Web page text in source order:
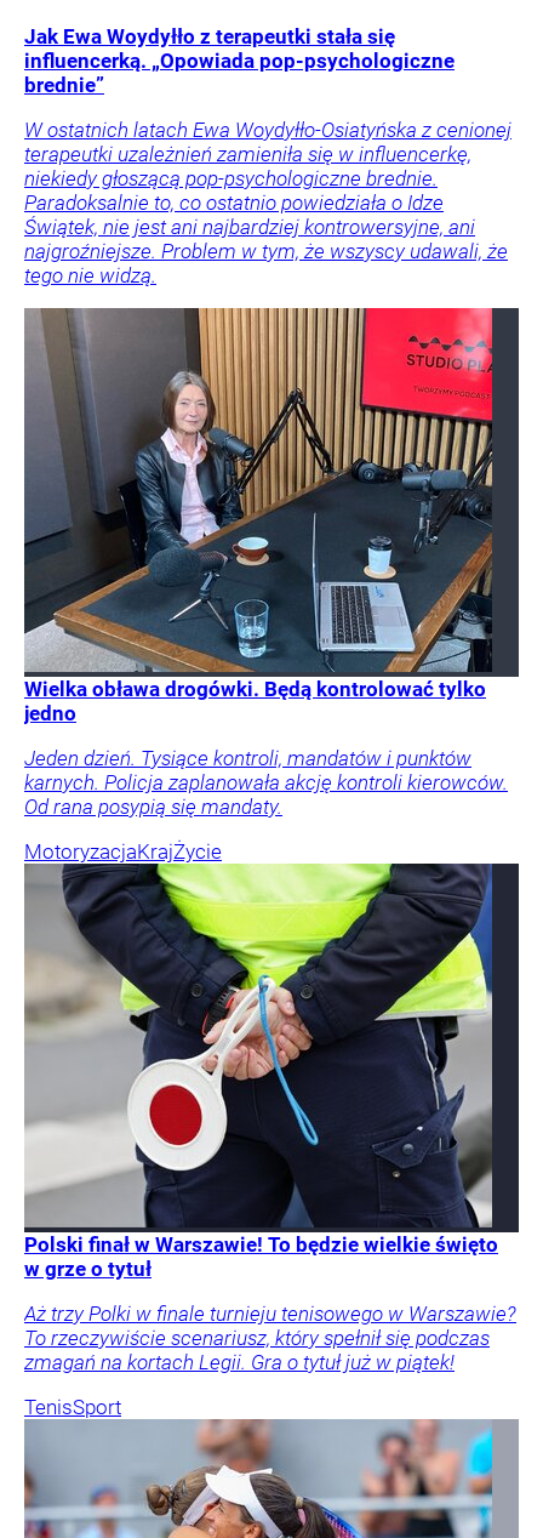
Jak Ewa Woydyłło z terapeutki stała się
influencerką. „Opowiada pop-psychologiczne
brednie”
W ostatnich latach Ewa Woydyłło-Osiatyńska z cenionej
terapeutki uzależnień zamieniła się w influencerkę,
niekiedy głoszącą pop-psychologiczne brednie.
Paradoksalnie to, co ostatnio powiedziała o Idze
Świątek, nie jest ani najbardziej kontrowersyjne, ani
najgroźniejsze. Problem w tym, że wszyscy udawali, że
tego nie widzą.
Wielka obława drogówki. Będą kontrolować tylko
jedno
Jeden dzień. Tysiące kontroli, mandatów i punktów
karnych. Policja zaplanowała akcję kontroli kierowców.
Od rana posypią się mandaty.
MotoryzacjaKrajŻycie
Polski finał w Warszawie! To będzie wielkie święto
w grze o tytuł
Aż trzy Polki w finale turnieju tenisowego w Warszawie?
To rzeczywiście scenariusz, który spełnił się podczas
zmagań na kortach Legii. Gra o tytuł już w piątek!
TenisSport